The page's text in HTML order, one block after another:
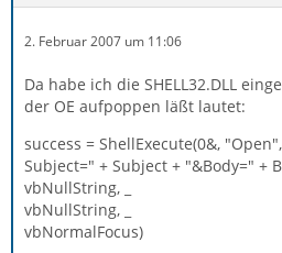
2. Februar 2007 um 11:06
Da habe ich die SHELL32.DLL
der OE aufpoppen läßt lautet:
success = ShellExecute(0&,
Subject=" + Subject + "&Body=" +
vbNullString, _
vbNullString, _
vbNormalFocus)